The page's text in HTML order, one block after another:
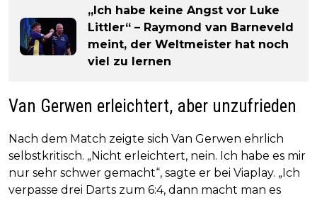
„Ich habe keine Angst vor Luke
Littler“ – Raymond van Barneveld
meint, der Weltmeister hat noch
viel zu lernen
Van Gerwen erleichtert, aber unzufrieden
Nach dem Match zeigte sich Van Gerwen ehrlich
selbstkritisch. „Nicht erleichtert, nein. Ich habe es mir
nur sehr schwer gemacht“, sagte er bei Viaplay. „Ich
verpasse drei Darts zum 6:4, dann macht man es